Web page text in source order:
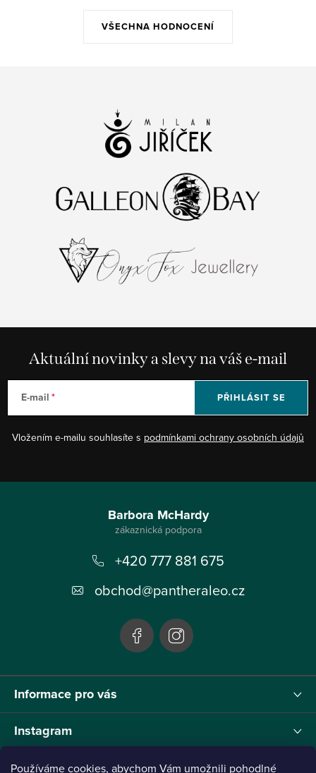
Používáme cookies, abychom Vám umožnili pohodlné
VŠECHNA HODNOCENÍ
Aktuální novinky a slevy na váš e-mail
E-mail
Vložením e-mailu souhlasíte s podmínkami ochrany osobních údajů
PŘIHLÁSIT SE
Informace pro vás
Instagram
Barbora McHardy
+420 777 881 675
obchod@pantheraleo.cz